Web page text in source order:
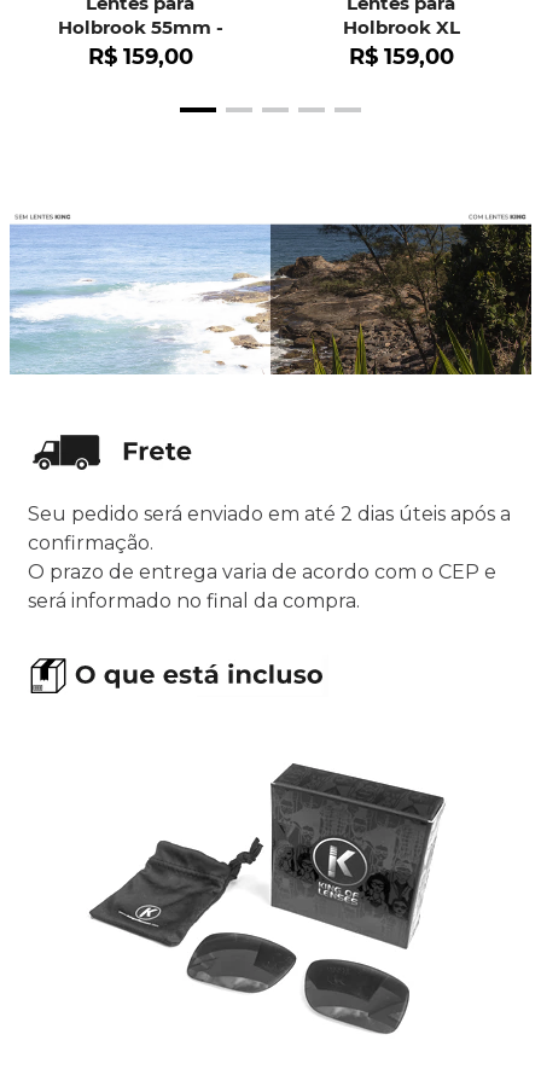
Holbrook 55mm -
OO9102
R$ 159,00
Holbrook XL
R$ 159,00
Seu pedido será enviado em até 2 dias úteis após a
confirmação.
O prazo de entrega varia de acordo com o CEP e
será informado no final da compra.